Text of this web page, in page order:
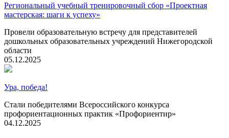
Региональный учебный тренировочный сбор «Проектная
мастерская: шаги к успеху»
Провели образовательную встречу для представителей
дошкольных образовательных учреждений Нижегородской
области
05.12.2025
Ура, победа!
Стали победителями Всероссийского конкурса
профориентационных практик «Профориентир»
04.12.2025